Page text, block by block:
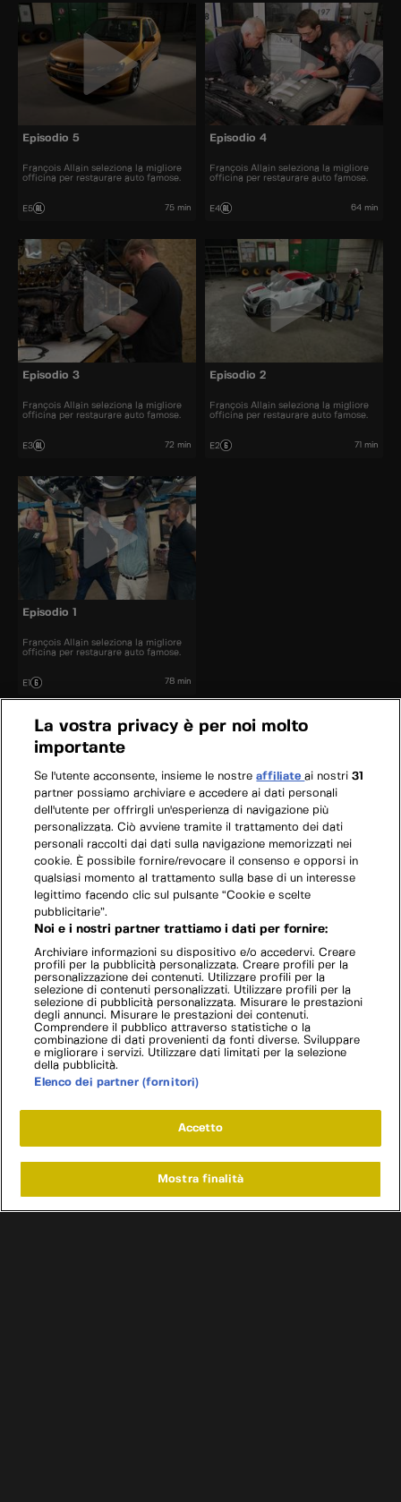
Episodio 5
François Allain seleziona la migliore
officina per restaurare auto famose.
E5 75 min
Episodio 4
François Allain seleziona la migliore
officina per restaurare auto famose.
E4 64 min
Episodio 3
François Allain seleziona la migliore
officina per restaurare auto famose.
E3 72 min
Episodio 2
François Allain seleziona la migliore
officina per restaurare auto famose.
E2 71 min
Episodio 1
François Allain seleziona la migliore
officina per restaurare auto famose.
E1 78 min
La vostra privacy è per noi molto
importante
Se l'utente acconsente, insieme le nostreaffiliateai nostri31
partner possiamo archiviare e accedere ai dati personali
dell'utente per offrirgli un'esperienza di navigazione più
personalizzata. Ciò avviene tramite il trattamento dei dati
personali raccolti dai dati sulla navigazione memorizzati nei
cookie. È possibile fornire/revocare il consenso e opporsi in
qualsiasi momento al trattamento sulla base di un interesse
legittimo facendo clic sul pulsante “Cookie e scelte
pubblicitarie”.
Noi e i nostri partner trattiamo i dati per fornire:
Archiviare informazioni su dispositivo e/o accedervi. Creare
profili per la pubblicità personalizzata. Creare profili per la
personalizzazione dei contenuti. Utilizzare profili per la
selezione di contenuti personalizzati. Utilizzare profili per la
selezione di pubblicità personalizzata. Misurare le prestazioni
degli annunci. Misurare le prestazioni dei contenuti.
Comprendere il pubblico attraverso statistiche o la
combinazione di dati provenienti da fonti diverse. Sviluppare
e migliorare i servizi. Utilizzare dati limitati per la selezione
della pubblicità.
Elenco dei partner (fornitori)
Accetto
Mostra finalità